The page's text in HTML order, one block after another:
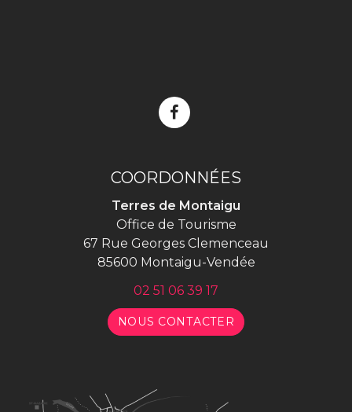
Lien
compte
Facebook
COORDONNÉES
Terres de Montaigu
Office de Tourisme
67 Rue Georges Clemenceau
85600 Montaigu-Vendée
02 51 06 39 17
NOUS CONTACTER